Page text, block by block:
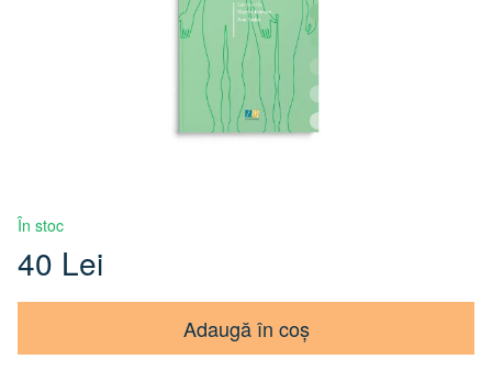
În stoc
40 Lei
Adaugă în coș